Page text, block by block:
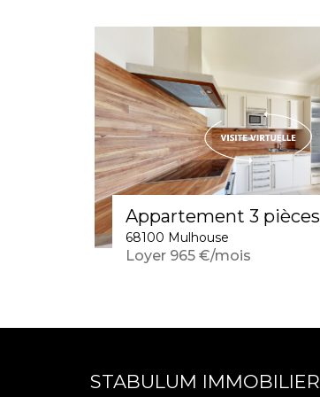
68100 Mulhouse
Loyer 965 €/mois
STABULUM IMMOBILIER